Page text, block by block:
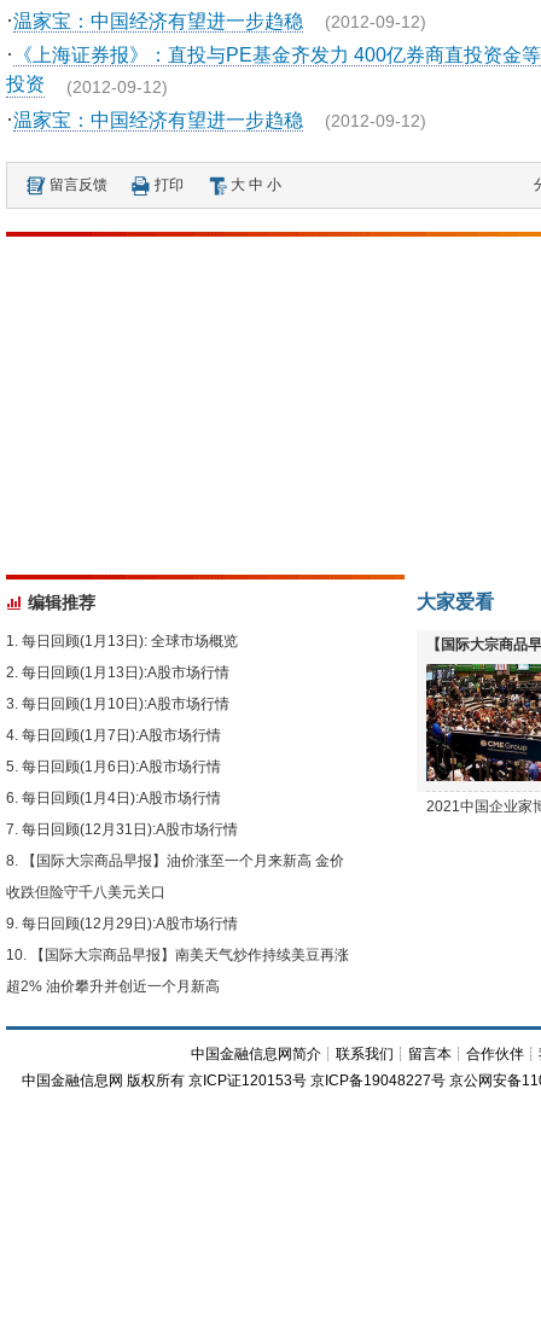
·温家宝：中国经济有望进一步趋稳 (2012-09-12)
· 《上海证券报》：直投与PE基金齐发力 400亿券商直投资金
投资 (2012-09-12)
·温家宝：中国经济有望进一步趋稳 (2012-09-12)
留言反馈 打印 大 中 小
编辑推荐
每日回顾(1月13日): 全球市场概览
每日回顾(1月13日):A股市场行情
每日回顾(1月10日):A股市场行情
每日回顾(1月7日):A股市场行情
每日回顾(1月6日):A股市场行情
每日回顾(1月4日):A股市场行情
每日回顾(12月31日):A股市场行情
【国际大宗商品早报】油价涨至一个月来新高 金价
收跌但险守千八美元关口
每日回顾(12月29日):A股市场行情
【国际大宗商品早报】南美天气炒作持续美豆再涨
超2% 油价攀升并创近一个月新高
大家爱看
【国际大宗商品
下跌
2021中国企业家
中国金融信息网简介 ┊联系我们 ┊ 留言本 ┊合作伙伴 ┊
中国金融信息网 版权所有 京ICP证120153号 京ICP备19048227号 京公网安备